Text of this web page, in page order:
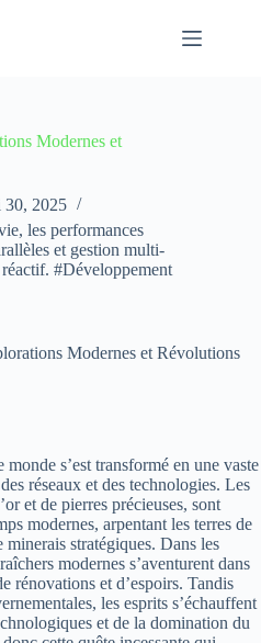
Modernes et
30, 2025
les performances
et gestion multi-
#Développement
Modernes et Révolutions
s’est transformé en une vaste
réseaux et des technologies. Les
et de pierres précieuses, sont
modernes, arpentant les terres de
stratégiques. Dans les
modernes s’aventurent dans
rénovations et d’espoirs. Tandis
les esprits s’échauffent
et de la domination du